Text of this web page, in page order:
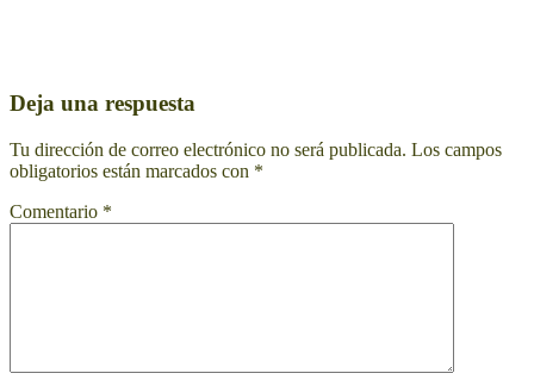
Deja una respuesta
Tu dirección de correo electrónico no será publicada. Los campos
obligatorios están marcados con *
Comentario *